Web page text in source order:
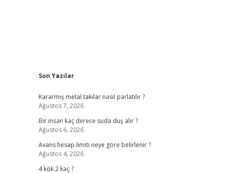
Sidebar
Son Yazılar
Kararmış metal takılar nasıl parlatılır ?
Ağustos 7, 2026
Bir insan kaç derece suda duş alır ?
Ağustos 6, 2026
Avans hesap limiti neye göre belirlenir ?
Ağustos 4, 2026
4 kök 2 kaç ?